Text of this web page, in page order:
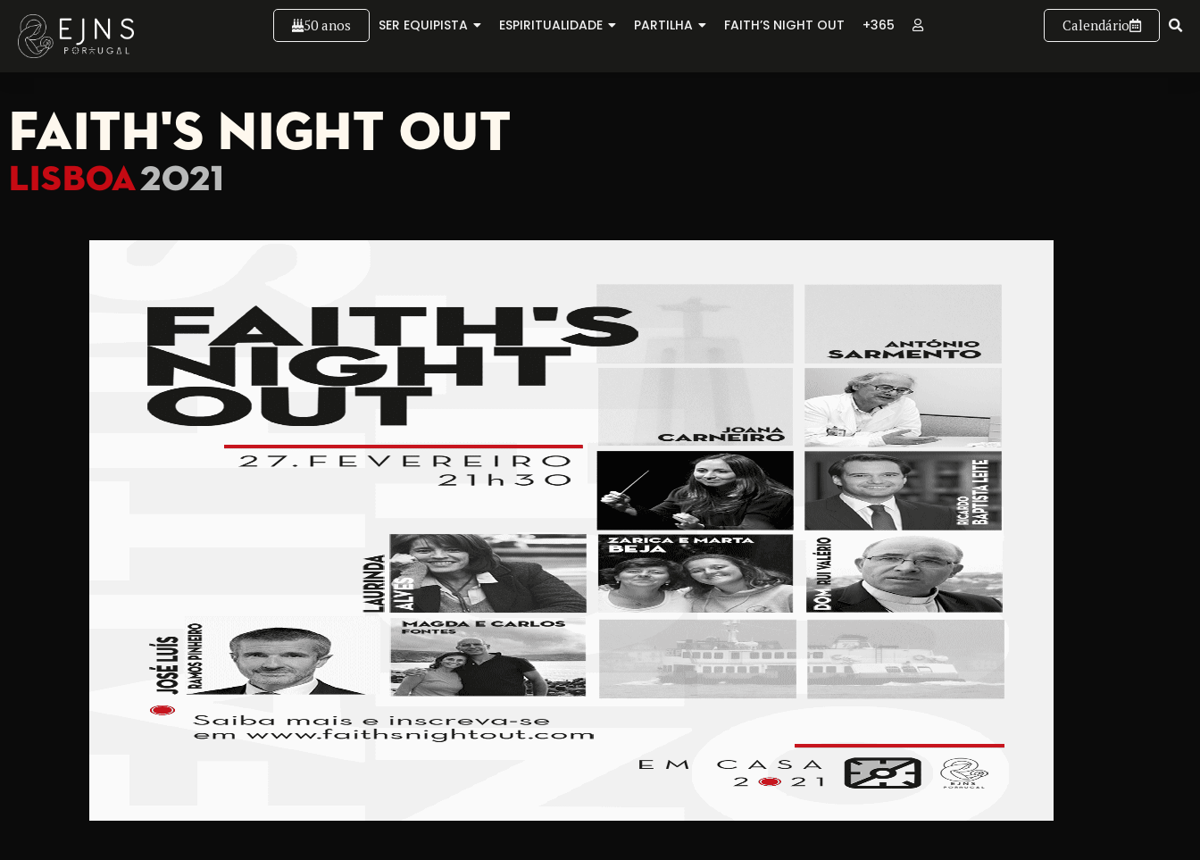
50 anos SER EQUIPISTA ESPIRITUALIDADE PARTILHA FAITH’S NIGHT OUT +365 Calendário
FAITH'S NIGHT OUT
LISBOA2021